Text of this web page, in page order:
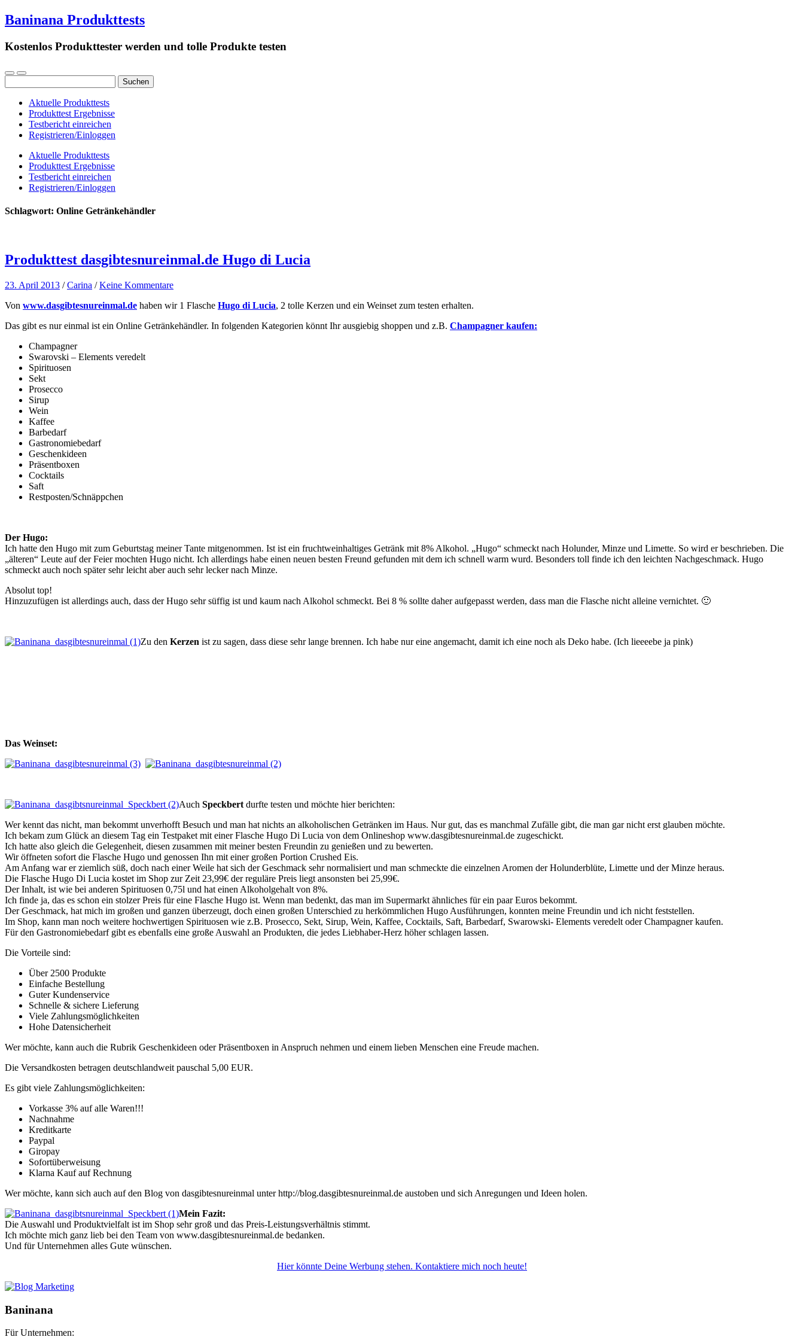
Baninana Produkttests
Kostenlos Produkttester werden und tolle Produkte testen
nach:
Aktuelle Produkttests
Produkttest Ergebnisse
Testbericht einreichen
Registrieren/Einloggen
Aktuelle Produkttests
Produkttest Ergebnisse
Testbericht einreichen
Registrieren/Einloggen
Schlagwort: Online Getränkehändler
Produkttest dasgibtesnureinmal.de Hugo di Lucia
23. April 2013 /Carina /Keine Kommentare
Von www.dasgibtesnureinmal.de haben wir 1 Flasche Hugo di Lucia, 2 tolle Kerzen und ein Weinset zum testen erhalten.
Das gibt es nur einmal ist ein Online Getränkehändler. In folgenden Kategorien könnt Ihr ausgiebig shoppen und z.B. Champagner kaufen:
Champagner
Swarovski – Elements veredelt
Spirituosen
Sekt
Prosecco
Sirup
Wein
Kaffee
Barbedarf
Gastronomiebedarf
Geschenkideen
Präsentboxen
Cocktails
Saft
Restposten/Schnäppchen
Der Hugo:
Ich hatte den Hugo mit zum Geburtstag meiner Tante mitgenommen. Ist ist ein fruchtweinhaltiges Getränk mit 8% Alkohol. „Hugo“ schmeckt nach Holunder, Minze und Limette. So wird er beschrieben. Die
„älteren“ Leute auf der Feier mochten Hugo nicht. Ich allerdings habe einen neuen besten Freund gefunden mit dem ich schnell warm wurd. Besonders toll finde ich den leichten Nachgeschmack. Hugo
schmeckt auch noch später sehr leicht aber auch sehr lecker nach Minze.
Absolut top!
Hinzuzufügen ist allerdings auch, dass der Hugo sehr süffig ist und kaum nach Alkohol schmeckt. Bei 8 % sollte daher aufgepasst werden, dass man die Flasche nicht alleine vernichtet. 🙂
Zu den Kerzen ist zu sagen, dass diese sehr lange brennen. Ich habe nur eine angemacht, damit ich eine noch als Deko habe. (Ich lieeeebe ja pink)
Das Weinset:
Auch Speckbert durfte testen und möchte hier berichten:
Wer kennt das nicht, man bekommt unverhofft Besuch und man hat nichts an alkoholischen Getränken im Haus. Nur gut, das es manchmal Zufälle gibt, die man gar nicht erst glauben möchte.
Ich bekam zum Glück an diesem Tag ein Testpaket mit einer Flasche Hugo Di Lucia von dem Onlineshop www.dasgibtesnureinmal.de zugeschickt.
Ich hatte also gleich die Gelegenheit, diesen zusammen mit meiner besten Freundin zu genießen und zu bewerten.
Wir öffneten sofort die Flasche Hugo und genossen Ihn mit einer großen Portion Crushed Eis.
Am Anfang war er ziemlich süß, doch nach einer Weile hat sich der Geschmack sehr normalisiert und man schmeckte die einzelnen Aromen der Holunderblüte, Limette und der Minze heraus.
Die Flasche Hugo Di Lucia kostet im Shop zur Zeit 23,99€ der reguläre Preis liegt ansonsten bei 25,99€.
Der Inhalt, ist wie bei anderen Spirituosen 0,75l und hat einen Alkoholgehalt von 8%.
Ich finde ja, das es schon ein stolzer Preis für eine Flasche Hugo ist. Wenn man bedenkt, das man im Supermarkt ähnliches für ein paar Euros bekommt.
Der Geschmack, hat mich im großen und ganzen überzeugt, doch einen großen Unterschied zu herkömmlichen Hugo Ausführungen, konnten meine Freundin und ich nicht feststellen.
Im Shop, kann man noch weitere hochwertigen Spirituosen wie z.B. Prosecco, Sekt, Sirup, Wein, Kaffee, Cocktails, Saft, Barbedarf, Swarowski- Elements veredelt oder Champagner kaufen.
Für den Gastronomiebedarf gibt es ebenfalls eine große Auswahl an Produkten, die jedes Liebhaber-Herz höher schlagen lassen.
Die Vorteile sind:
Über 2500 Produkte
Einfache Bestellung
Guter Kundenservice
Schnelle & sichere Lieferung
Viele Zahlungsmöglichkeiten
Hohe Datensicherheit
Wer möchte, kann auch die Rubrik Geschenkideen oder Präsentboxen in Anspruch nehmen und einem lieben Menschen eine Freude machen.
Die Versandkosten betragen deutschlandweit pauschal 5,00 EUR.
Es gibt viele Zahlungsmöglichkeiten:
Vorkasse 3% auf alle Waren!!!
Nachnahme
Kreditkarte
Paypal
Giropay
Sofortüberweisung
Klarna Kauf auf Rechnung
Wer möchte, kann sich auch auf den Blog von dasgibtesnureinmal unter http://blog.dasgibtesnureinmal.de austoben und sich Anregungen und Ideen holen.
Mein Fazit:
Die Auswahl und Produktvielfalt ist im Shop sehr groß und das Preis-Leistungsverhältnis stimmt.
Ich möchte mich ganz lieb bei den Team von www.dasgibtesnureinmal.de bedanken.
Und für Unternehmen alles Gute wünschen.
Hier könnte Deine Werbung stehen. Kontaktiere mich noch heute!
Baninana
Für Unternehmen: